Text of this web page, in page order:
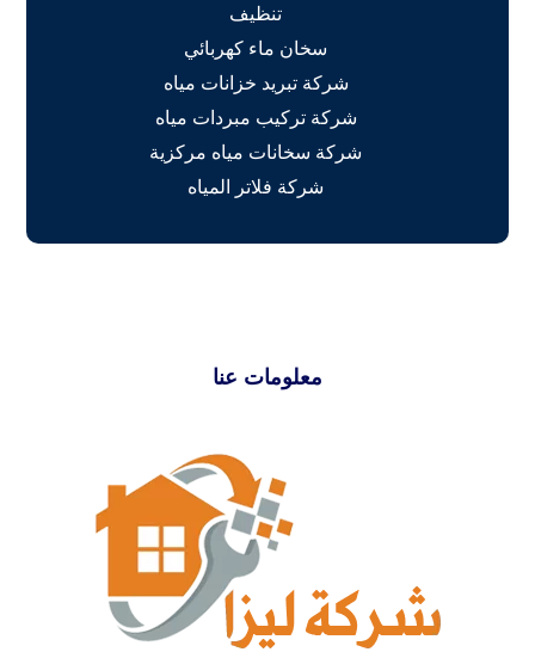
تنظيف
سخان ماء كهربائي
شركة تبريد خزانات مياه
شركة تركيب مبردات مياه
شركة سخانات مياه مركزية
شركة فلاتر المياه
معلومات عنا